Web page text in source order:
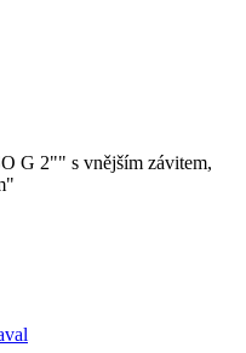
G 2"" s vnějším závitem,